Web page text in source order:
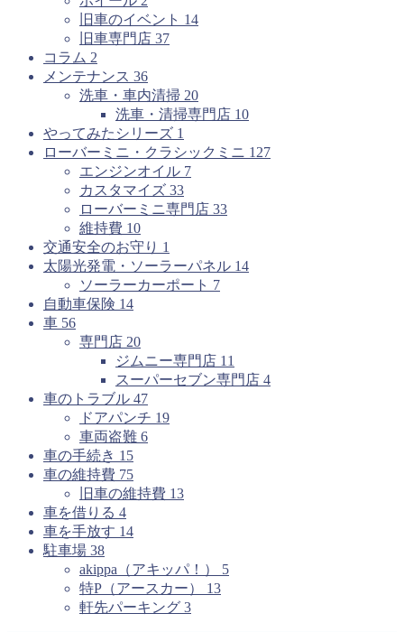
旧車のイベント 14
旧車専門店 37
コラム 2
メンテナンス 36
洗車・車内清掃 20
洗車・清掃専門店 10
やってみたシリーズ 1
ローバーミニ・クラシックミニ 127
エンジンオイル 7
カスタマイズ 33
ローバーミニ専門店 33
維持費 10
交通安全のお守り 1
太陽光発電・ソーラーパネル 14
ソーラーカーポート 7
自動車保険 14
車 56
専門店 20
ジムニー専門店 11
スーパーセブン専門店 4
車のトラブル 47
ドアパンチ 19
車両盗難 6
車の手続き 15
車の維持費 75
旧車の維持費 13
車を借りる 4
車を手放す 14
駐車場 38
akippa（アキッパ！） 5
特P（アースカー） 13
軒先パーキング 3